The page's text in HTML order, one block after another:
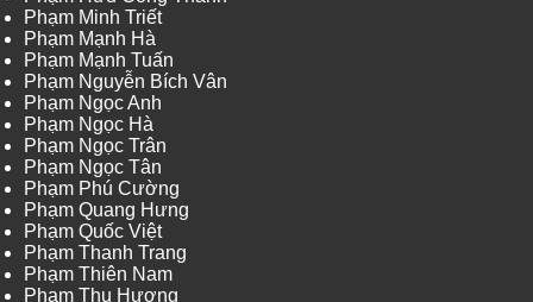
Phạm Minh Triết
Phạm Mạnh Hà
Phạm Mạnh Tuấn
Phạm Nguyễn Bích Vân
Phạm Ngọc Anh
Phạm Ngọc Hà
Phạm Ngọc Trân
Phạm Ngọc Tân
Phạm Phú Cường
Phạm Quang Hưng
Phạm Quốc Việt
Phạm Thanh Trang
Phạm Thiên Nam
Phạm Thu Hương